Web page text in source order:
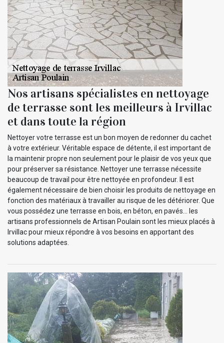
Nos artisans spécialistes en nettoyage
de terrasse sont les meilleurs à Irvillac
et dans toute la région
Nettoyer votre terrasse est un bon moyen de redonner du cachet
à votre extérieur. Véritable espace de détente, il est important de
la maintenir propre non seulement pour le plaisir de vos yeux que
pour préserver sa résistance. Nettoyer une terrasse nécessite
beaucoup de travail pour être nettoyée en profondeur. Il est
également nécessaire de bien choisir les produits de nettoyage en
fonction des matériaux à travailler au risque de les détériorer. Que
vous possédez une terrasse en bois, en béton, en pavés… les
artisans professionnels de Artisan Poulain sont les mieux placés à
Irvillac pour mieux répondre à vos besoins en apportant des
solutions adaptées.